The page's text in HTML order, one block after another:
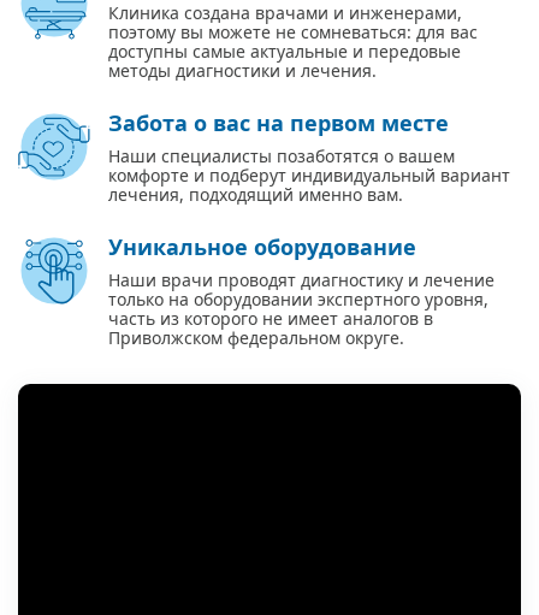
Клиника создана врачами и инженерами,
поэтому вы можете не сомневаться: для вас
доступны самые актуальные и передовые
методы диагностики и лечения.
Забота о вас на первом месте
Наши специалисты позаботятся о вашем
комфорте и подберут индивидуальный вариант
лечения, подходящий именно вам.
Уникальное оборудование
Наши врачи проводят диагностику и лечение
только на оборудовании экспертного уровня,
часть из которого не имеет аналогов в
Приволжском федеральном округе.